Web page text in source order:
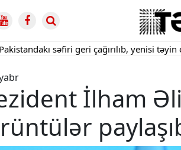
səfiri geri çağırılıb, yenisi təyin olunub
İlham